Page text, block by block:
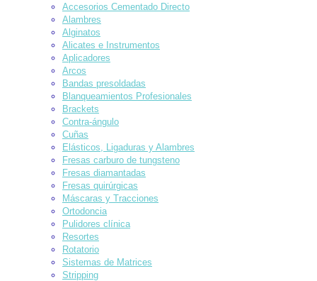
Accesorios Cementado Directo
Alambres
Alginatos
Alicates e Instrumentos
Aplicadores
Arcos
Bandas presoldadas
Blanqueamientos Profesionales
Brackets
Contra-ángulo
Cuñas
Elásticos, Ligaduras y Alambres
Fresas carburo de tungsteno
Fresas diamantadas
Fresas quirúrgicas
Máscaras y Tracciones
Ortodoncia
Pulidores clínica
Resortes
Rotatorio
Sistemas de Matrices
Stripping